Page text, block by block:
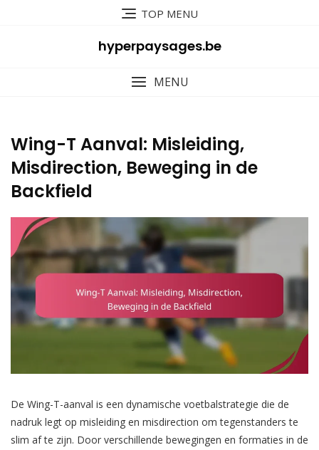
TOP MENU
hyperpaysages.be
MENU
Wing-T Aanval: Misleiding,
Misdirection, Beweging in de
Backfield
De Wing-T-aanval is een dynamische voetbalstrategie die de
nadruk legt op misleiding en misdirection om tegenstanders te
slim af te zijn. Door verschillende bewegingen en formaties in de